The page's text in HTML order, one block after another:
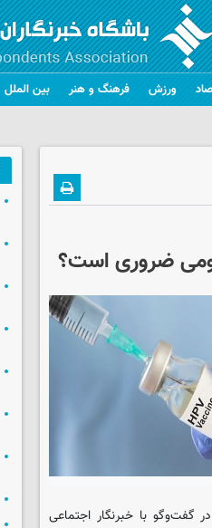
ورزش فرهنگ و هنر بین الملل
گفت‌وگو با خبرنگار اجتماعی